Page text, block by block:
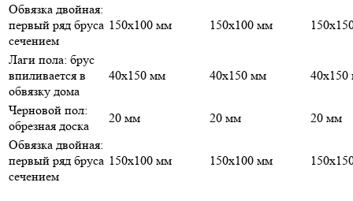
Обвязка двойная:
первый ряд бруса
сечением
150х100 мм 150х100 мм
Лаги пола: брус
впиливается в
обвязку дома
40х150 мм 40х150 мм
Черновой пол:
обрезная доска
20 мм 20 мм
20 мм
Обвязка двойная:
первый ряд бруса
сечением
150х100 мм 150х100 мм